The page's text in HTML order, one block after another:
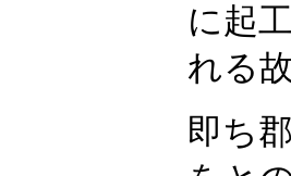
に起
れる
即ち